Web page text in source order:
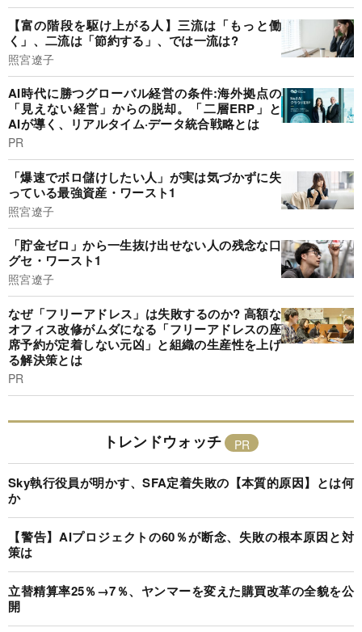
【富の階段を駆け上がる人】三流は「もっと働
く」、二流は「節約する」、では一流は?
照宮遼子
AI時代に勝つグローバル経営の条件:海外拠点の
「見えない経営」からの脱却。「二層ERP」と
AIが導く、リアルタイム·データ統合戦略とは
PR
「爆速でボロ儲けしたい人」が実は気づかずに失
っている最強資産・ワースト1
照宮遼子
「貯金ゼロ」から一生抜け出せない人の残念な口
グセ・ワースト1
照宮遼子
なぜ「フリーアドレス」は失敗するのか? 高額な
オフィス改修がムダになる「フリーアドレスの座
席予約が定着しない元凶」と組織の生産性を上げ
る解決策とは
PR
トレンドウォッチ
Sky執行役員が明かす、SFA定着失敗の【本質的原因】とは何
か
【警告】AIプロジェクトの60％が断念、失敗の根本原因と対
策は
立替精算率25％→7％、ヤンマーを変えた購買改革の全貌を公
開